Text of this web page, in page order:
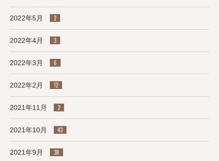
2022年5月 2
2022年4月 3
2022年3月 6
2022年2月 12
2021年11月 2
2021年10月 43
2021年9月 38